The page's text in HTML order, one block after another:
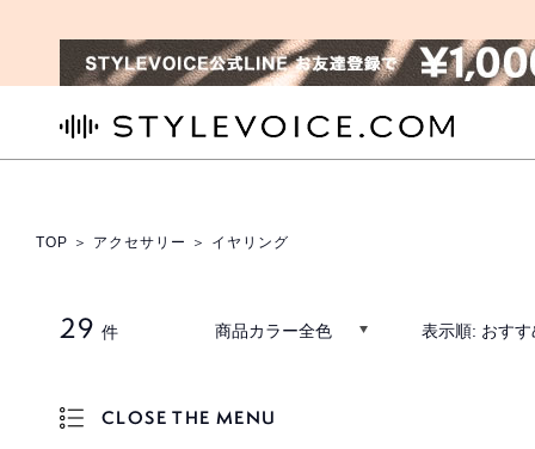
TOP ＞ アクセサリー ＞ イヤリング
29 件 商品カラー全色 表示順: おす
CLOSE THE MENU